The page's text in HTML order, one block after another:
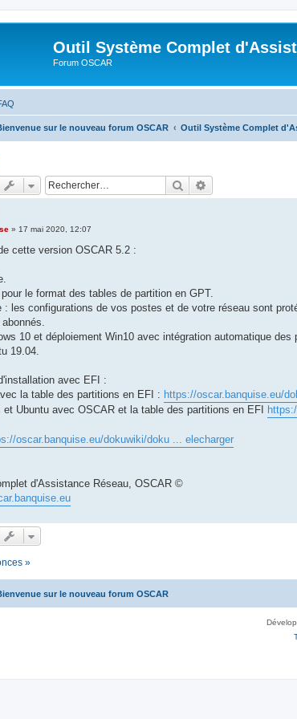
Outil Système Complet
Forum OSCAR
sur le nouveau forum OSCAR Outil Système Complet
Rechercher
» 17 mai 2020, 12:07
cette version OSCAR 5.2 :
le format des tables de partition en GPT.
: les configurations de vos postes et de votre réseau sont
10 et déploiement Win10 avec intégration automatique des
19.04.
avec EFI :
la table des partitions en EFI : https://oscar.banquise.eu/
et Ubuntu avec OSCAR et la table des partitions en EFI
oscar.banquise.eu/dokuwiki/doku ... elecharger
d'Assistance Réseau, OSCAR ©
»
sur le nouveau forum OSCAR